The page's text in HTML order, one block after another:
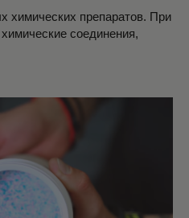
химических препаратов. При
соединения,